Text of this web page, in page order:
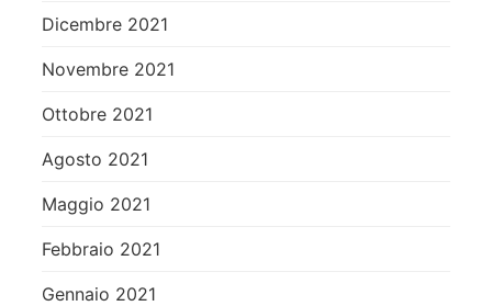
Dicembre 2021
Novembre 2021
Ottobre 2021
Agosto 2021
Maggio 2021
Febbraio 2021
Gennaio 2021